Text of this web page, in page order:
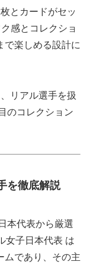
とカードがセッ
感とコレクショ
で楽しめる設計に
リアル選手を扱
のコレクション
を徹底解説
本代表から厳選
女子日本代表 は
ムであり、その主